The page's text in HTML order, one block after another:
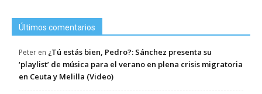
Últimos comentarios
Peter en ¿Tú estás bien, Pedro?: Sánchez presenta su
‘playlist’ de música para el verano en plena crisis migratoria
en Ceuta y Melilla (Video)